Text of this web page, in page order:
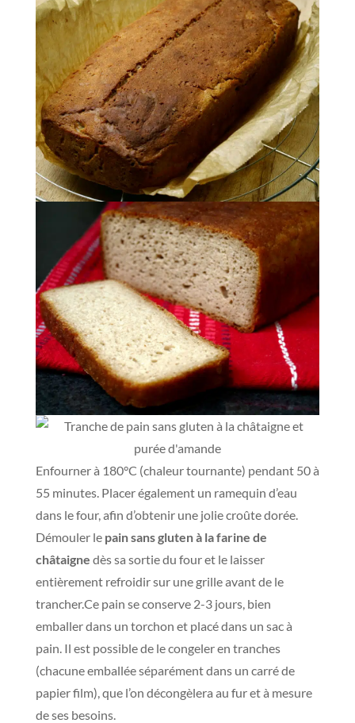
Enfourner à 180°C (chaleur tournante) pendant 50 à
55 minutes. Placer également un ramequin d’eau
dans le four, afin d’obtenir une jolie croûte dorée.
Démouler le pain sans gluten à la farine de
châtaigne dès sa sortie du four et le laisser
entièrement refroidir sur une grille avant de le
trancher.Ce pain se conserve 2-3 jours, bien
emballer dans un torchon et placé dans un sac à
pain. Il est possible de le congeler en tranches
(chacune emballée séparément dans un carré de
papier film), que l’on décongèlera au fur et à mesure
de ses besoins.